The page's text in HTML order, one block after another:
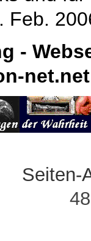
Feb.
-
net.net
Seiten-